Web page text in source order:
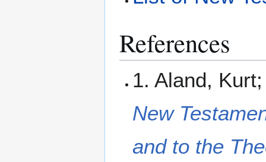
References
1. Aland,
New
and to the